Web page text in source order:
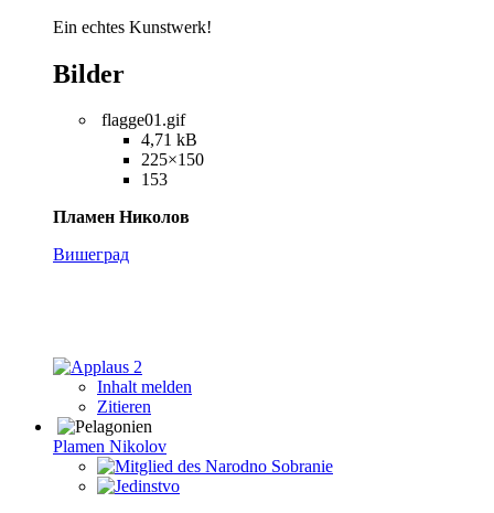
Ein echtes Kunstwerk!
Bilder
flagge01.gif
4,71 kB
225×150
153
Пламен Николов
Вишеград
2
Inhalt melden
Zitieren
Plamen Nikolov